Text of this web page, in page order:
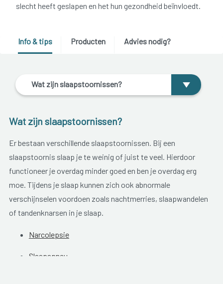
slecht heeft geslapen en het hun gezondheid beïnvloedt.
Info & tips Producten Advies nodig?
Wat zijn slaapstoornissen?
Wat zijn slaapstoornissen?
Er bestaan verschillende slaapstoornissen. Bij een
slaapstoornis slaap je te weinig of juist te veel. Hierdoor
functioneer je overdag minder goed en ben je overdag erg
moe. Tijdens je slaap kunnen zich ook abnormale
verschijnselen voordoen zoals nachtmerries, slaapwandelen
of tandenknarsen in je slaap.
Narcolepsie
Slaapapneu